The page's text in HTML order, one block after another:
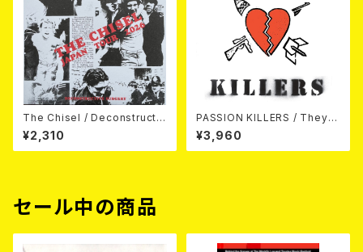
The Chisel / Deconstructiv
e Surgery (7"EP)
¥2,310
PASSION KILLERS / They K
ill Our Passion With Their
Hate And Wars LP
¥3,960
セール中の商品